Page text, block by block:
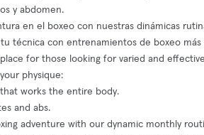
y abdomen.
en el boxeo con nuestras dinámicas
técnica con entrenamientos de boxeo más
for those looking for varied and
physique:
works the entire body.
and abs.
adventure with our dynamic monthly